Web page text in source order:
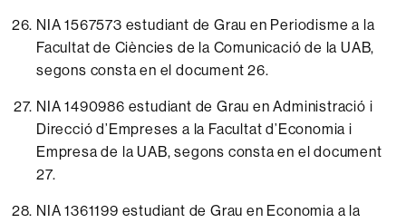
NIA 1567573 estudiant de Grau en Periodisme a la
Facultat de Ciències de la Comunicació de la UAB,
segons consta en eldocument 26.
NIA 1490986 estudiant de Grau en Administració i
Direcció d’Empreses a la Facultat d’Economia i
Empresa de la UAB, segons consta en eldocument
27.
NIA 1361199 estudiant de Grau en Economia a la